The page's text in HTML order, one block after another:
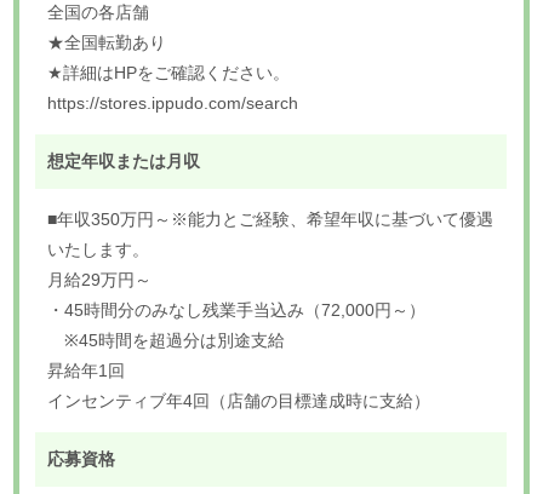
全国の各店舗
★全国転勤あり
★詳細はHPをご確認ください。
https://stores.ippudo.com/search
想定年収または月収
■年収350万円～※能力とご経験、希望年収に基づいて優遇
いたします。
月給29万円～
・45時間分のみなし残業手当込み（72,000円～）
※45時間を超過分は別途支給
昇給年1回
インセンティブ年4回（店舗の目標達成時に支給）
応募資格